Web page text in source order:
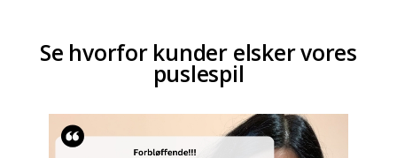
Se hvorfor kunder elsker vores
puslespil